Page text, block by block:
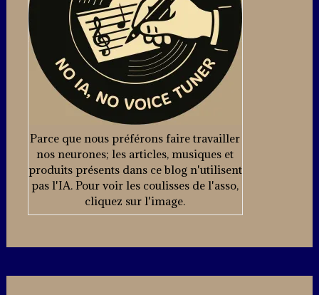
Parce que nous préférons faire travailler
nos neurones; les articles, musiques et
produits présents dans ce blog n'utilisent
pas l'IA. Pour voir les coulisses de l'asso,
cliquez sur l'image.